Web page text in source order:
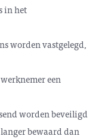
in het
worden vastgelegd,
een
worden beveiligd
bewaard dan